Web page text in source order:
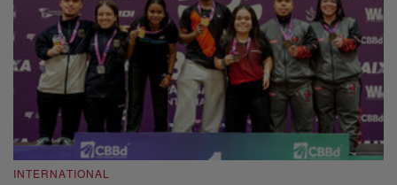
INTERNATIONAL